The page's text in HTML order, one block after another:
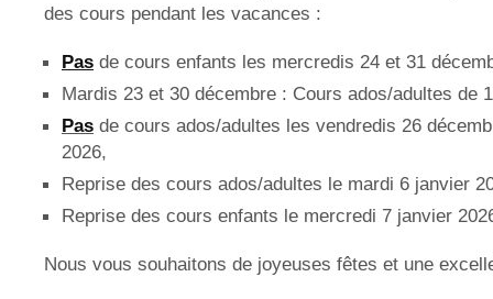
des cours pendant les vacances :
Pas de cours enfants les mercredis 24 et 31
Mardis 23 et 30 décembre : Cours ados/adultes de
Pas de cours ados/adultes les vendredis 26
2026,
Reprise des cours ados/adultes le mardi 6 janvier
Reprise des cours enfants le mercredi 7 janvier
Nous vous souhaitons de joyeuses fêtes et une